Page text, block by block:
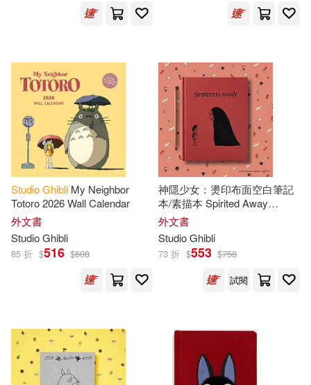
StudioGhibli My Neighbor
Totoro 2026 Wall Calendar
外文書
StudioGhibli
85 折 $516 $608
神隱少女：燙印布面空白筆記
本/素描本 Spirited Away
Sketchbook
外文書
StudioGhibli
73 折 $553 $758
試閱